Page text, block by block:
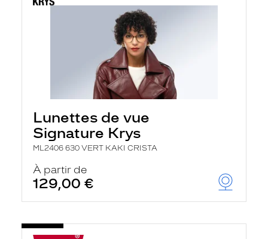
Lunettes de vue
Signature Krys
ML2406 630 VERT KAKI CRISTA
À partir de
129,00 €